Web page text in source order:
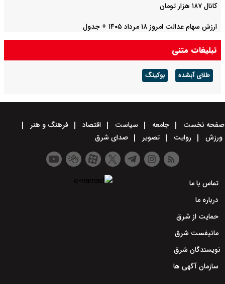
کانال ۱۸۷ هزار تومان
ارزش سهام عدالت امروز ۱۸ مرداد ۱۴۰۵ + جدول
تبلیغات متنی
طلای آبشده بوکینگ
صفحه نخست جامعه سیاست اقتصاد
فرهنگ و هنر
ورزش
روایت تصویر صدای شرق
تماس با ما
درباره ما
حمایت از شرق
مانیفست شرق
نویسندگان شرق
سازمان آگهی ها